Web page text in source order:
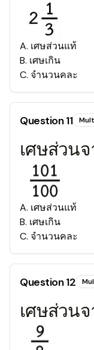
A. เศษส่วนแท้
B. เศษเกิน
C. จำนวนคละ
Question11
เศษส่วน
A. เศษส่วนแท้
B. เศษเกิน
C. จำนวนคละ
Question12
เศษส่วน